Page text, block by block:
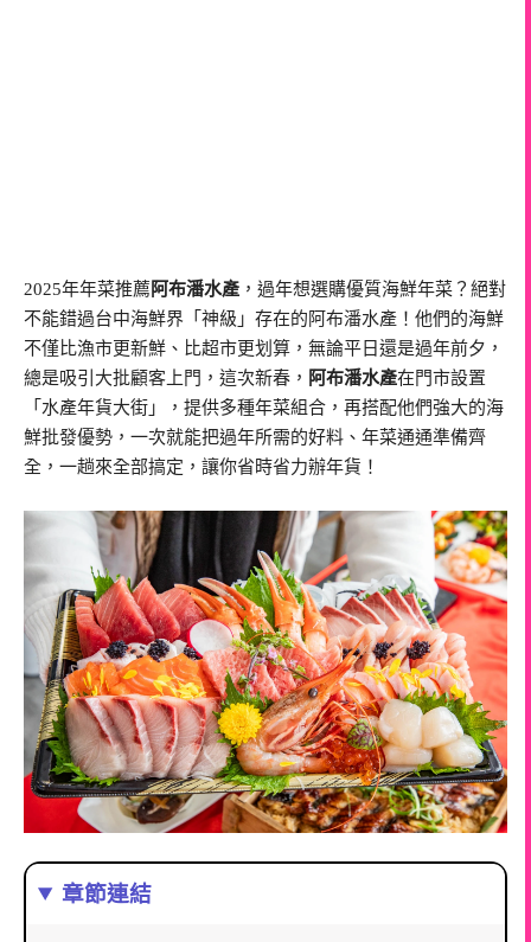
2025年年菜推薦阿布潘水產 ，過年想選購優質海鮮年菜？絕對
不能錯過台中海鮮界「神級」存在的阿布潘水產！他們的海鮮
不僅比漁市更新鮮、比超市更划算，無論平日還是過年前夕，
總是吸引大批顧客上門，這次新春， 阿布潘水產在門市設置
「水產年貨大街」，提供多種年菜組合，再搭配他們強大的海
鮮批發優勢，一次就能把過年所需的好料、年菜通通準備齊
全，一趟來全部搞定，讓你省時省力辦年貨！
章節連結